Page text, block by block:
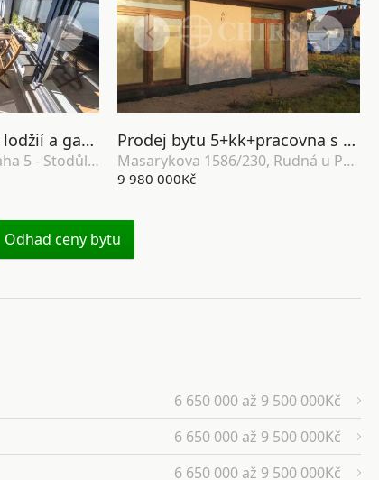
Prodej bytu 2+kk s lodžií a garážovým stáním, OV, 58m², ul. Svitákova 2818/9, Praha 5 - Stodůlky
Svitákova 2818/9, Praha 5 - Stodůlky
Prodej bytu 5+kk+pracovna s balkonem a zahradou, OV, 143m2, ul. Masarykova 1586/230, Rudná u Prahy
Masarykova 1586/230, Rudná u Prahy
9 980 000Kč
Odhad ceny bytu
6 650 000 až 9 500 000Kč
6 650 000 až 9 500 000Kč
6 650 000 až 9 500 000Kč